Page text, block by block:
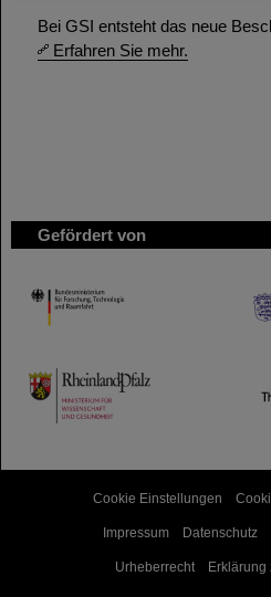
Bei GSI entsteht das neue
Erfahren Sie mehr.
Gefördert von
HMWK
TMWWDG
Cookie Einstellungen
Impressum Datenschutz
Urheberrecht Erklärung